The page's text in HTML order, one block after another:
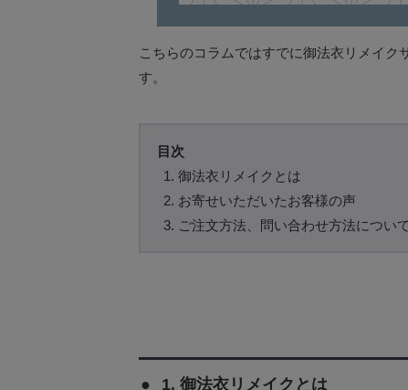
こちらのコラムではすでに御法衣リメイ
す。
御法衣リメイクとは
お寄せいただいたお客様の声
ご注文方法、問い合わせ方法について
1. 御法衣リメイクとは